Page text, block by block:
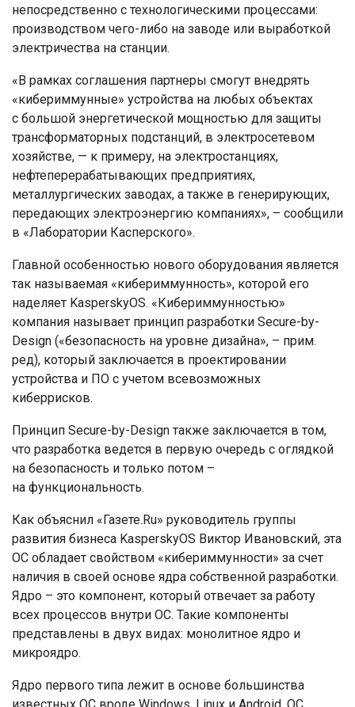
непосредственно с технологическими процессами:
производством чего-либо на заводе или выработкой
электричества на станции.
«В рамках соглашения партнеры смогут внедрять
«кибериммунные» устройства на любых объектах
с большой энергетической мощностью для защиты
трансформаторных подстанций, в электросетевом
хозяйстве, — к примеру, на электростанциях,
нефтеперерабатывающих предприятиях,
металлургических заводах, а также в генерирующих,
передающих электроэнергию компаниях», – сообщили
в «Лаборатории Касперского».
Главной особенностью нового оборудования является
так называемая «кибериммунность», которой его
наделяет KasperskyOS. «Кибериммунностью»
компания называет принцип разработки Secure-by-
Design («безопасность на уровне дизайна», – прим.
ред), который заключается в проектировании
устройства и ПО с учетом всевозможных
киберрисков.
Принцип Secure-by-Design также заключается в том,
что разработка ведется в первую очередь с оглядкой
на безопасность и только потом –
на функциональность.
Как объяснил «Газете.Ru» руководитель группы
развития бизнеса KasperskyOS Виктор Ивановский, эта
ОС обладает свойством «кибериммунности» за счет
наличия в своей основе ядра собственной разработки.
Ядро – это компонент, который отвечает за работу
всех процессов внутри ОС. Такие компоненты
представлены в двух видах: монолитное ядро и
микроядро.
Ядро первого типа лежит в основе большинства